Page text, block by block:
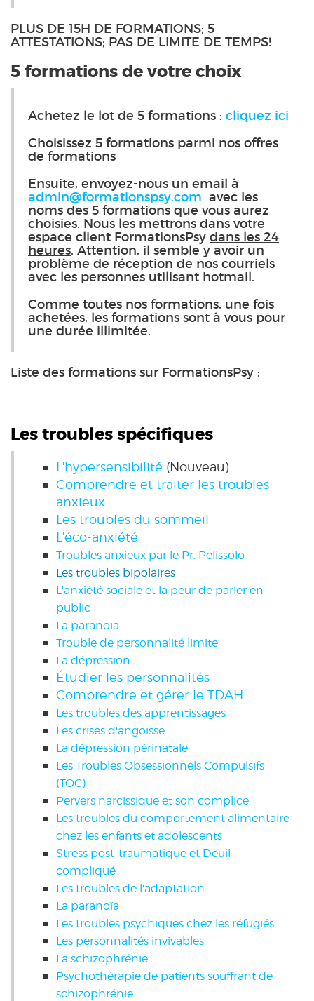
PLUS DE 15H DE FORMATIONS; 5
ATTESTATIONS; PAS DE LIMITE DE TEMPS!
5 formations de votre choix
Achetez le lot de 5 formations : cliquez ici
Choisissez 5 formations parmi nos offres
de formations
Ensuite, envoyez-nous un email à
admin@formationspsy.com avec les
noms des 5 formations que vous aurez
choisies. Nous les mettrons dans votre
espace client FormationsPsy dans les 24
heures. Attention, il semble y avoir un
problème de réception de nos courriels
avec les personnes utilisant hotmail.
Comme toutes nos formations, une fois
achetées, les formations sont à vous pour
une durée illimitée.
Liste des formations sur FormationsPsy :
Les troubles spécifiques
L'hypersensibilité (Nouveau)
Comprendre et traiter les troubles
anxieux
Les troubles du sommeil
L'éco-anxiété
Troubles anxieux par le Pr. Pelissolo
Les troubles bipolaires
L'anxiété sociale et la peur de parler en
public
La paranoïa
Trouble de personnalité limite
La dépression
Étudier les personnalités
Comprendre et gérer le TDAH
Les troubles des apprentissages
Les crises d'angoisse
La dépression périnatale
Les Troubles Obsessionnels Compulsifs
(TOC)
Pervers narcissique et son complice
Les troubles du comportement alimentaire
chez les enfants et adolescents
Stress post-traumatique et Deuil
compliqué
Les troubles de l'adaptation
La paranoïa
Les troubles psychiques chez les réfugiés
Les personnalités invivables
La schizophrénie
Psychothérapie de patients souffrant de
schizophrénie